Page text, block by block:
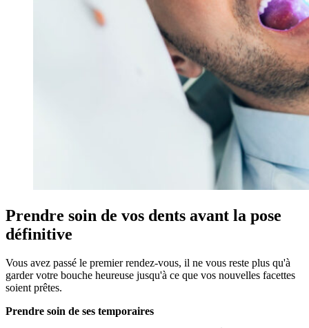
Prendre soin de vos dents avant la pose
définitive
Vous avez passé le premier rendez-vous, il ne vous reste plus qu'à
garder votre bouche heureuse jusqu'à ce que vos nouvelles facettes
soient prêtes.
Prendre soin de ses temporaires